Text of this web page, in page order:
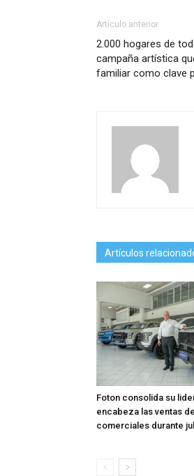
Artículo anterior
2.000 hogares de
campaña artística
familiar como clave
Artículos
Foton consolida su
encabeza las ventas
comerciales durante